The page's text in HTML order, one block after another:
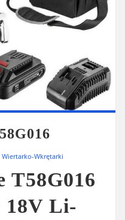
Wiertarko-Wkrętarki
T58G016
18V Li-